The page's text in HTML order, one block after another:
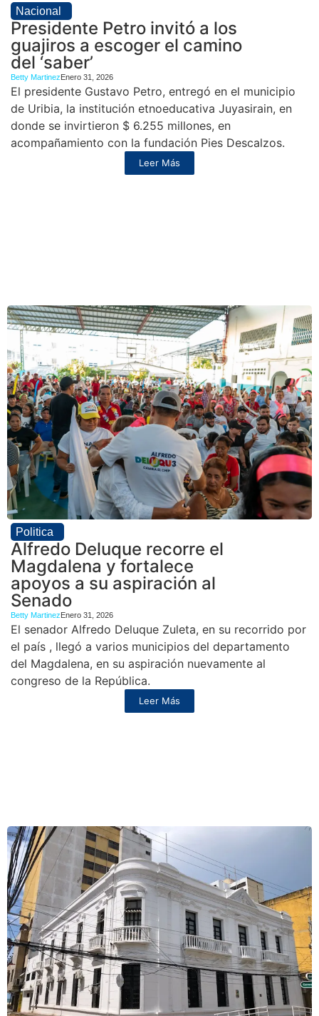
Nacional
Presidente Petro invitó a los
guajiros a escoger el camino
del ‘saber’
Betty Martinez Enero 31, 2026
El presidente Gustavo Petro, entregó en el municipio
de Uribia, la institución etnoeducativa Juyasirain, en
donde se invirtieron $ 6.255 millones, en
acompañamiento con la fundación Pies Descalzos.
Leer Más
Politica
Alfredo Deluque recorre el
Magdalena y fortalece
apoyos a su aspiración al
Senado
Betty Martinez Enero 31, 2026
El senador Alfredo Deluque Zuleta, en su recorrido por
el país , llegó a varios municipios del departamento
del Magdalena, en su aspiración nuevamente al
congreso de la República.
Leer Más